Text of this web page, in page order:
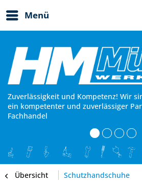
Menü
Zuverlässigkeit und Kompetenz! Wir
ein kompetenter und zuverlässiger
Fachhandel
Übersicht Schutzhandschuhe